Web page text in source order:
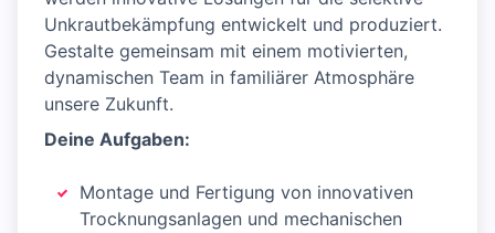
Unkrautbekämpfung entwickelt und produziert.
Gestalte gemeinsam mit einem motivierten,
dynamischen Team in familiärer Atmosphäre
unsere Zukunft.
Deine Aufgaben:
Montage und Fertigung von innovativen
Trocknungsanlagen und mechanischen